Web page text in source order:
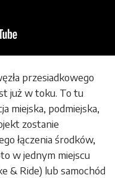
przesiadkowego
już w toku. To tu
miejska, podmiejska,
zostanie
łączenia środków,
w jednym miejscu
& Ride) lub samochód